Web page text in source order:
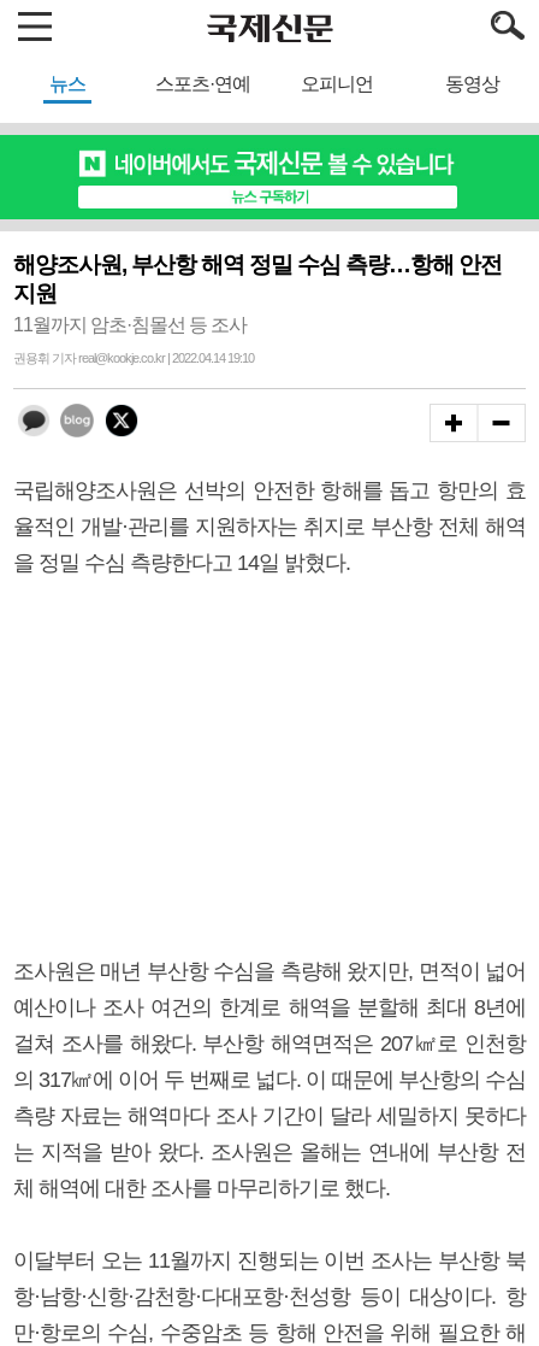
뉴스 스포츠·연예 오피니언 동영상
해양조사원, 부산항 해역 정밀 수심 측량…항해 안전
지원
11월까지 암초·침몰선 등 조사
권용휘 기자 real@kookje.co.kr | 2022.04.14 19:10
국립해양조사원은 선박의 안전한 항해를 돕고 항만의 효
율적인 개발·관리를 지원하자는 취지로 부산항 전체 해역
을 정밀 수심 측량한다고 14일 밝혔다.
조사원은 매년 부산항 수심을 측량해 왔지만, 면적이 넓어
예산이나 조사 여건의 한계로 해역을 분할해 최대 8년에
걸쳐 조사를 해왔다. 부산항 해역면적은 207㎢로 인천항
의 317㎢에 이어 두 번째로 넓다. 이 때문에 부산항의 수심
측량 자료는 해역마다 조사 기간이 달라 세밀하지 못하다
는 지적을 받아 왔다. 조사원은 올해는 연내에 부산항 전
체 해역에 대한 조사를 마무리하기로 했다.
이달부터 오는 11월까지 진행되는 이번 조사는 부산항 북
항·남항·신항·감천항·다대포항·천성항 등이 대상이다. 항
만·항로의 수심, 수중암초 등 항해 안전을 위해 필요한 해